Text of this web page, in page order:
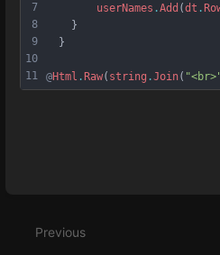
7
8
9
10
11
userNames .Add (dt .
    }
  }
@Html . Raw( string .Join(
mode
Previous